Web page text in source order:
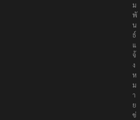
ม
พั
น
ธ์
แ
จ้
ง
ห
ม
า
ย
ข่